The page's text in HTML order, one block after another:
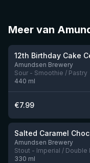
Meer van
★3.87
Amundsen Brewery
Sour - Smoothie / Pastry
440 ml
€7.99
★ 4.09
Amundsen Brewery
330 ml